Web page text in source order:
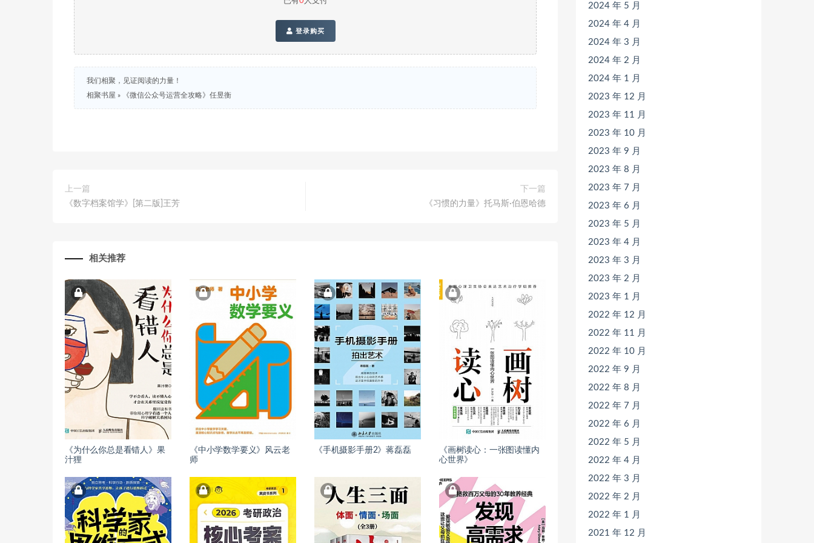
登录购买
我们相聚，见证阅读的力量！
相聚书屋 » 《微信公众号运营全攻略》任昱衡
上一篇
《数字档案馆学》[第二版]王芳
下一篇
《习惯的力量》托马斯·伯恩哈德
相关推荐
《为什么你总是看错人》果
汁狸
《中小学数学要义》风云老
师
《手机摄影手册2》蒋磊磊
《画树读心：一张图读懂内
心世界》
2024 年 5 月
2024 年 4 月
2024 年 3 月
2024 年 2 月
2024 年 1 月
2023 年 12 月
2023 年 11 月
2023 年 10 月
2023 年 9 月
2023 年 8 月
2023 年 7 月
2023 年 6 月
2023 年 5 月
2023 年 4 月
2023 年 3 月
2023 年 2 月
2023 年 1 月
2022 年 12 月
2022 年 11 月
2022 年 10 月
2022 年 9 月
2022 年 8 月
2022 年 7 月
2022 年 6 月
2022 年 5 月
2022 年 4 月
2022 年 3 月
2022 年 2 月
2022 年 1 月
2021 年 12 月